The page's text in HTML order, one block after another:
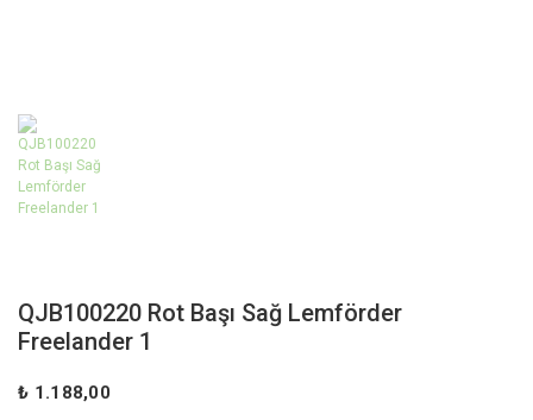
QJB100220 Rot Başı Sağ Lemförder
Freelander 1
₺ 1.188,00